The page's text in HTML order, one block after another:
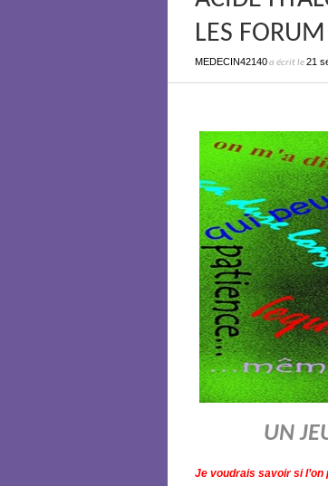
LES
MEDECIN42140a écrit le21
UN
Je voudrais savoir si